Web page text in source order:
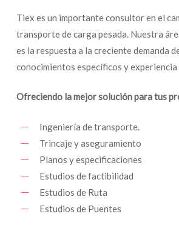
Tiex es un importante consultor en el
transporte de carga pesada. Nuestra
es la respuesta a la creciente demanda
conocimientos específicos y experiencia
Ofreciendo la mejor solución para tus
Ingeniería de transporte.
Trincaje y aseguramiento
Planos y especificaciones
Estudios de factibilidad
Estudios de Ruta
Estudios de Puentes